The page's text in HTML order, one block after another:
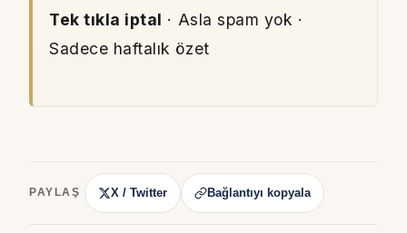
Tek tıkla iptal · Asla spam yok ·
Sadece haftalık özet
PAYLAŞ X / Twitter Bağlantıyı kopyala